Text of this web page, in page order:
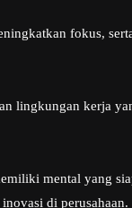
fokus,
lingkungan kerja
mental yang
di perusahaan.